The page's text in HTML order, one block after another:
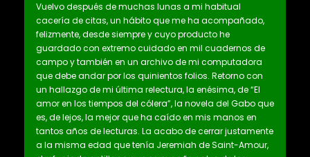
Vuelvo después de muchas lunas a mi habitual
cacería de citas, un hábito que me ha acompañado,
felizmente, desde siempre y cuyo producto he
guardado con extremo cuidado en mil cuadernos de
campo y también en un archivo de mi computadora
que debe andar por los quinientos folios. Retorno con
un hallazgo de mi última relectura, la enésima, de “El
amor en los tiempos del cólera”, la novela del Gabo que
es, de lejos, la mejor que ha caído en mis manos en
tantos años de lecturas. La acabo de cerrar justamente
a la misma edad que tenía Jeremiah de Saint-Amour,